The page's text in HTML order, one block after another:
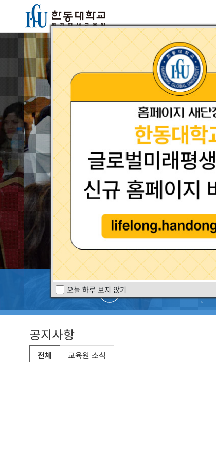
오늘 하루 보지 않기
Previous
USER’S GUIDE
공지사항
전체 교육원 소식